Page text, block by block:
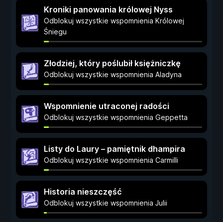
Kroniki panowania królowej Nyss
Odblokuj wszystkie wspomnienia Królowej
Śniegu
Złodziej, który poślubił księżniczkę
Odblokuj wszystkie wspomnienia Aladyna
Wspomnienie utraconej radości
Odblokuj wszystkie wspomnienia Geppetta
Listy do Laury – pamiętnik dhampira
Odblokuj wszystkie wspomnienia Carmilli
Historia nieszczęść
Odblokuj wszystkie wspomnienia Julii